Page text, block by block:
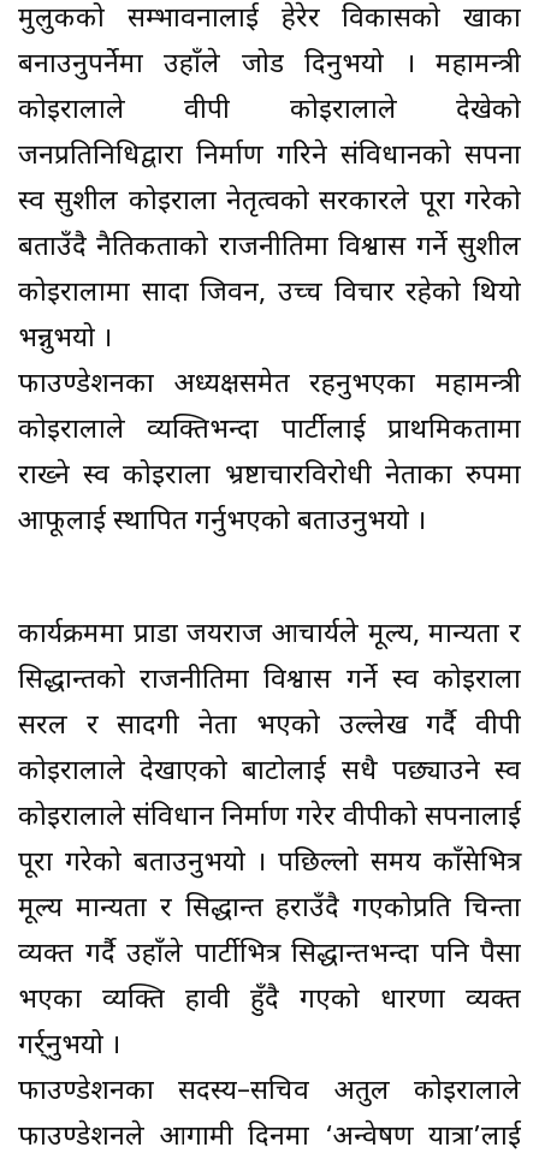
मुलुकको सम्भावनालाई हेरेर विकासको खाका
बनाउनुपर्नेमा उहाँले जोड दिनुभयो । महामन्त्री
कोइरालाले वीपी कोइरालाले देखेको
जनप्रतिनिधिद्वारा निर्माण गरिने संविधानको सपना
स्व सुशील कोइराला नेतृत्वको सरकारले पूरा गरेको
बताउँदै नैतिकताको राजनीतिमा विश्वास गर्ने सुशील
कोइरालामा सादा जिवन, उच्च विचार रहेको थियो
भन्नुभयो ।
फाउण्डेशनका अध्यक्षसमेत रहनुभएका महामन्त्री
कोइरालाले व्यक्तिभन्दा पार्टीलाई प्राथमिकतामा
राख्ने स्व कोइराला भ्रष्टाचारविरोधी नेताका रुपमा
आफूलाई स्थापित गर्नुभएको बताउनुभयो ।
कार्यक्रममा प्राडा जयराज आचार्यले मूल्य, मान्यता र
सिद्धान्तको राजनीतिमा विश्वास गर्ने स्व कोइराला
सरल र सादगी नेता भएको उल्लेख गर्दै वीपी
कोइरालाले देखाएको बाटोलाई सधै पछ्याउने स्व
कोइरालाले संविधान निर्माण गरेर वीपीको सपनालाई
पूरा गरेको बताउनुभयो । पछिल्लो समय काँग्रेसभित्र
मूल्य मान्यता र सिद्धान्त हराउँदै गएकोप्रति चिन्ता
व्यक्त गर्दै उहाँले पार्टीभित्र सिद्धान्तभन्दा पनि पैसा
भएका व्यक्ति हावी हुँदै गएको धारणा व्यक्त
गर्र्नुभयो ।
फाउण्डेशनका सदस्य–सचिव अतुल कोइरालाले
फाउण्डेशनले आगामी दिनमा ‘अन्वेषण यात्रा’लाई